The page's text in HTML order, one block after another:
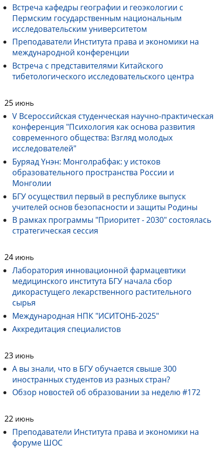
Встреча кафедры географии и геоэкологии с
Пермским государственным национальным
исследовательским университетом
Преподаватели Института права и экономики на
международной конференции
Встреча с представителями Китайского
тибетологического исследовательского центра
25 июнь
V Всероссийская студенческая научно-практическая
конференция "Психология как основа развития
современного общества: Взгляд молодых
исследователей"
Буряад Үнэн: Монголрабфак: у истоков
образовательного пространства России и
Монголии
БГУ осуществил первый в республике выпуск
учителей основ безопасности и защиты Родины
В рамках программы "Приоритет - 2030" состоялась
стратегическая сессия
24 июнь
Лаборатория инновационной фармацевтики
медицинского института БГУ начала сбор
дикорастущего лекарственного растительного
сырья
Международная НПК "ИСИТОНБ-2025"
Аккредитация специалистов
23 июнь
А вы знали, что в БГУ обучается свыше 300
иностранных студентов из разных стран?
Обзор новостей об образовании за неделю #172
22 июнь
Преподаватели Института права и экономики на
форуме ШОС